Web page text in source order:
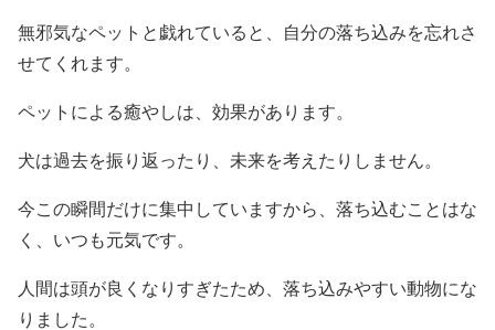
無邪気なペットと戯れていると、自分の落ち込みを忘れさ
せてくれます。
ペットによる癒やしは、効果があります。
犬は過去を振り返ったり、未来を考えたりしません。
今この瞬間だけに集中していますから、落ち込むことはな
く、いつも元気です。
人間は頭が良くなりすぎたため、落ち込みやすい動物にな
りました。